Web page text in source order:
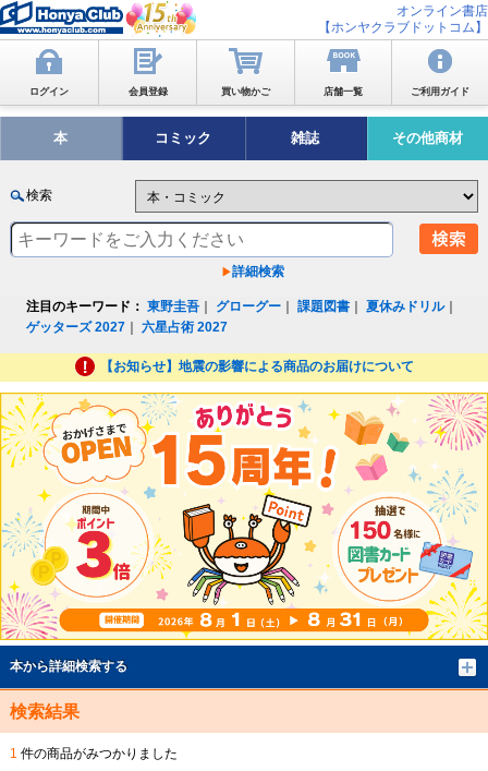
オンライン書店
【ホンヤクラブドットコム】
ログイン 会員登録 買い物かご 店舗一覧 ご利用ガイド
本 コミック 雑誌 その他商材
検索
詳細検索
注目のキーワード： 東野圭吾 グローグー ｜課題図書 ｜夏休みドリル｜
ゲッターズ 2027 ｜六星占術 2027
【お知らせ】地震の影響による商品のお届けについて
本から詳細検索する
検索結果
1 件の商品がみつかりました